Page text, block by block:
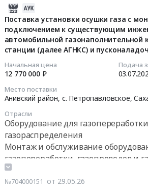
6,5М
Поставка установки осушки газа с
подключением к существующим
автомобильной газонаполнительной
станции (далее АГНКС) и
Начальная цена
12 770 000 ₽
Подача
Место поставки
Анивский район, с. Петропавловское,
Отрасли
Оборудование для
газораспределения
Монтаж и обслуживание
газопереработки, газопроводов и
№704000151 от 29.05.26